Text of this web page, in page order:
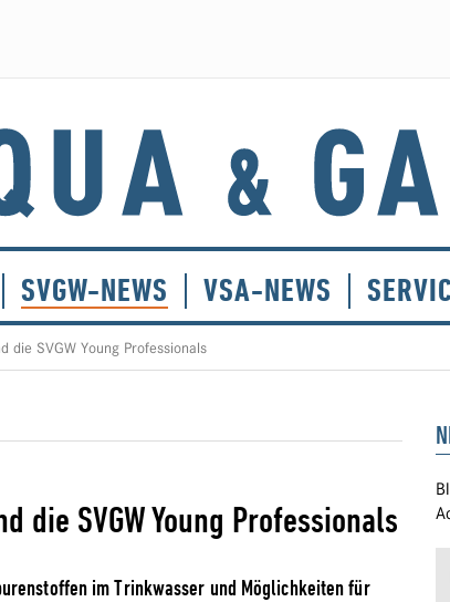
SVGW-NEWS VSA-NEWS
die SVGW Young Professionals
die SVGW Young Professionals
im Trinkwasser und Möglichkeiten für